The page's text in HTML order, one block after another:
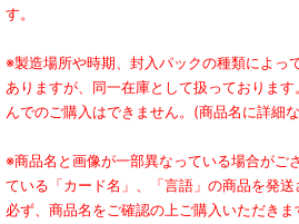
す。
※製造場所や時期、封入パックの種類によっ
ありますが、同一在庫として扱っておりま
んでのご購入はできません。(商品名に詳細
※商品名と画像が一部異なっている場合がご
ている「カード名」、「言語」の商品を発送
必ず、商品名をご確認の上ご購入いただき